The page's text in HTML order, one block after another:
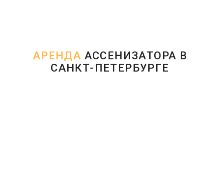
АРЕНДА АССЕНИЗАТОРА В
САНКТ-ПЕТЕРБУРГЕ